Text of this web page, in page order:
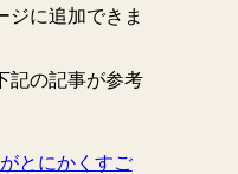
ジに追加できま
記の記事が参考
とにかくすご